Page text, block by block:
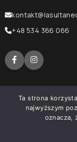
+48 534 366 066
Ta strona
najwyższym
oznacza,